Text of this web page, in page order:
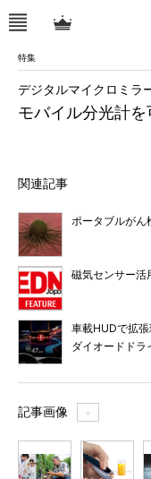
特集
モバイル分光計
デジタルマイクロミラ
関連記事
ポータブルがん
磁気センサー活
車載HUDで拡
ダイオードドラ
記事画像 ＋